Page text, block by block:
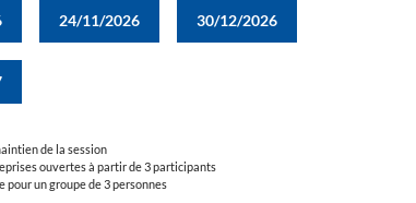
24/11/2026 30/12/2026
de la session
ouvertes à partir de 3 participants
pour un groupe de 3 personnes